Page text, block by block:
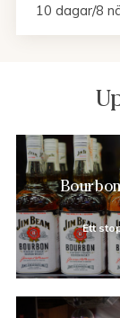
10 dagar/8
Ett